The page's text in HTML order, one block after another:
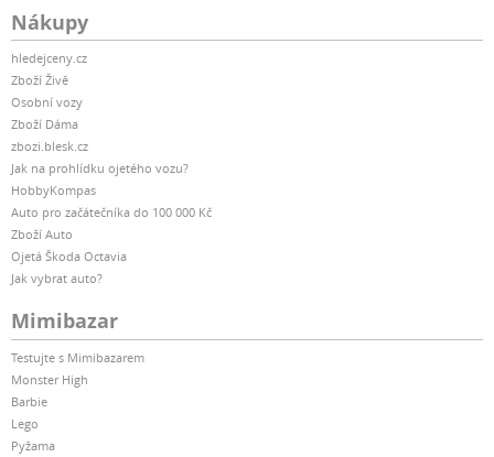
Nákupy
hledejceny.cz
Zboží Živě
Osobní vozy
Zboží Dáma
zbozi.blesk.cz
Jak na prohlídku ojetého vozu?
HobbyKompas
Auto pro začátečníka do 100 000 Kč
Zboží Auto
Ojetá Škoda Octavia
Jak vybrat auto?
Mimibazar
Testujte s Mimibazarem
Monster High
Barbie
Lego
Pyžama